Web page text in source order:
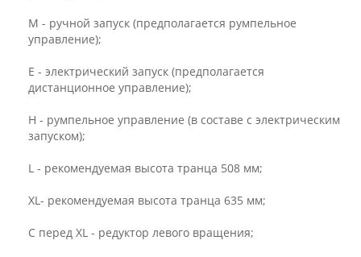
M - ручной запуск (предполагается румпельное
управление);
E - электрический запуск (предполагается
дистанционное управ­ление);
H - румпельное управление (в составе с электрическим
запуском);
L - рекомендуемая высота транца 508 мм;
XL- рекомендуемая высота транца 635 мм;
C перед XL - редуктор левого вращения;